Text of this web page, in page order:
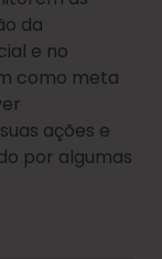
da
e no
como meta
ações e
por algumas